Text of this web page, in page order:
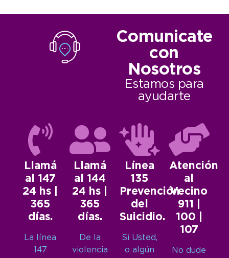
Comunicate
con
Nosotros
Estamos para
ayudarte
Llamá
al 147
24 hs |
365
días.
La línea
147
Llamá
al 144
24 hs |
365
días.
De la
violencia
Línea
135
Prevención
del
Suicidio.
Si Usted,
o algún
Atención
al
Vecino
911 |
100 |
107
No dude